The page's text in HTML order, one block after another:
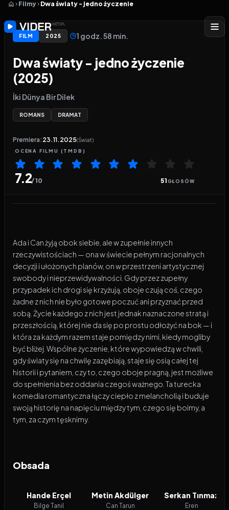
Filmy Dwa światy - jedno życzenie
FILM 2025 1 godz. 58 min.
Dwa światy - jedno życzenie
(2025)
İki Dünya Bir Dilek
ROMANS DRAMAT
Premiera: 23.11.2025(Świat)
OCENA FILMU (TMDB)
7.2/ 10 51GŁOSÓW
Ada i Can żyją obok siebie, ale w zupełnie innych
rzeczywistościach — ona w świecie pełnym racjonalnych
decyzji i ułożonych planów, on w przestrzeni artystycznej
swobody i nieprzewidywalności. Gdy przez zupełny
przypadek ich drogi się krzyżują, oboje czują coś, czego
żadne z nich nie było gotowe poczuć ani przyznać przed
sobą. Życie każdego z nich jest jednak naznaczone stratą i
przeszłością, której nie da się po prostu odłożyć na bok — i
która za każdym razem staje pomiędzy nimi, kiedy mogliby
być bliżej. Wspólne życzenie, które wypowiedzą w chwili,
gdy światy się na chwilę zazębiają, staje się osią całej tej
historii i pytaniem, czy to, czego oboje pragną, jest możliwe
do spełnienia bez oddania czegoś ważnego. Ta turecka
komedia romantyczna łączy ciepło z melancholią i buduje
swoją historię na napięciu między tym, czego się boimy, a
tym, za czym tęsknimy.
Obsada
Hande Erçel
Bilge Tanil
Metin Akdülger
Can Tarun
Serkan Tınmaz
Eren